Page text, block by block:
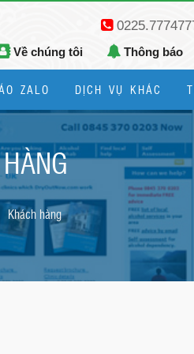
Về chúng tôi Thông báo
ZALO DỊCH VỤ KHÁC
Khách hàng